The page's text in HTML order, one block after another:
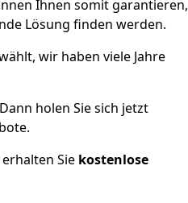
Ihnen somit garantieren,
Lösung finden werden.
wir haben viele Jahre
Dann holen Sie sich jetzt
Sie kostenlose